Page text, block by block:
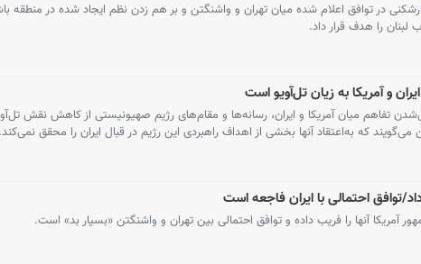
در توافق اعلام شده میان تهران و واشنگتن و بر هم زدن نظم ایجاد شده در منطقه
را هدف قرار داد.
و آمریکا به زیان تل‌آویو است
تفاهم میان آمریکا و ایران، رسانه‌ها و مقام‌های رژیم صهیونیستی از کاهش نقش
که به‌اعتقاد آنها بخشی از اهداف راهبردی این رژیم در قبال ایران را محقق نمی‌کند.
توافق احتمالی با ایران فاجعه است
آمریکا آنها را فریب داده و توافق احتمالی بین تهران و واشنگتن «بسیار بد» است.